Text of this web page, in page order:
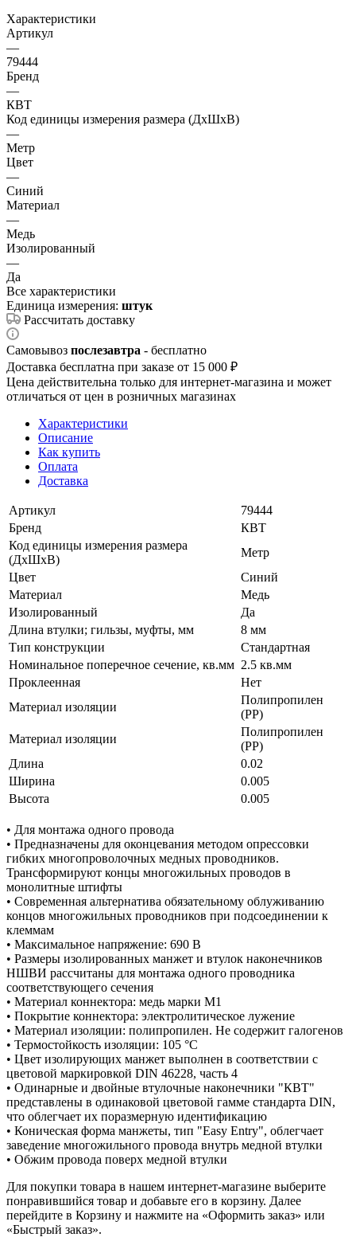
Характеристики
Артикул
—
79444
Бренд
—
КВТ
Код единицы измерения размера (ДхШхВ)
—
Метр
Цвет
—
Синий
Материал
—
Медь
Изолированный
—
Да
Все характеристики
Единица измерения: штук
Рассчитать доставку
Самовывоз послезавтра - бесплатно
Доставка бесплатна при заказе от 15 000 ₽
Цена действительна только для интернет-магазина и может
отличаться от цен в розничных магазинах
Характеристики
Описание
Как купить
Оплата
Доставка
Артикул
79444
Бренд
КВТ
Код единицы измерения размера
(ДхШхВ)
Метр
Цвет
Синий
Материал
Медь
Изолированный
Да
Длина втулки; гильзы, муфты, мм
8 мм
Тип конструкции
Стандартная
Номинальное поперечное сечение, кв.мм 2.5 кв.мм
Проклеенная
Нет
Материал изоляции
Полипропилен
(PP)
Материал изоляции
Полипропилен
(PP)
Длина
0.02
Ширина
0.005
Высота
0.005
• Для монтажа одного провода
• Предназначены для оконцевания методом опрессовки
гибких многопроволочных медных проводников.
Трансформируют концы многожильных проводов в
монолитные штифты
• Современная альтернатива обязательному облуживанию
концов многожильных проводников при подсоединении к
клеммам
• Максимальное напряжение: 690 В
• Размеры изолированных манжет и втулок наконечников
НШВИ рассчитаны для монтажа одного проводника
соответствующего сечения
• Материал коннектора: медь марки М1
• Покрытие коннектора: электролитическое лужение
• Материал изоляции: полипропилен. Не содержит галогенов
• Термостойкость изоляции: 105 °C
• Цвет изолирующих манжет выполнен в соответствии с
цветовой маркировкой DIN 46228, часть 4
• Одинарные и двойные втулочные наконечники "КВТ"
представлены в одинаковой цветовой гамме стандарта DIN,
что облегчает их поразмерную идентификацию
• Коническая форма манжеты, тип "Easy Entry", облегчает
заведение многожильного провода внутрь медной втулки
• Обжим провода поверх медной втулки
Для покупки товара в нашем интернет-магазине выберите
понравившийся товар и добавьте его в корзину. Далее
перейдите в Корзину и нажмите на «Оформить заказ» или
«Быстрый заказ».